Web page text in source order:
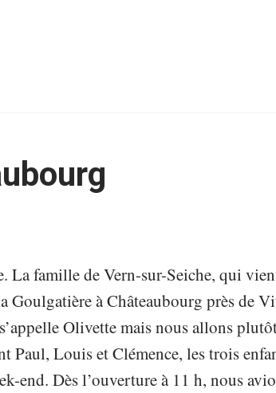
La famille de Vern-sur-Seiche, qui
Goulgatière à Châteaubourg près de
Olivette mais nous allons
Paul, Louis et Clémence, les trois
end. Dès l’ouverture à 11 h, nous